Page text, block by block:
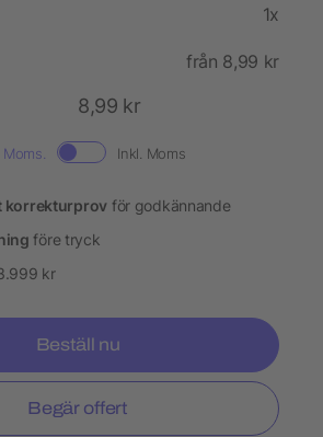
1x
från 8,99 kr
8,99 kr
Moms. Inkl. Moms
korrekturprov för godkännande
före tryck
kr
Beställ nu
Begär offert